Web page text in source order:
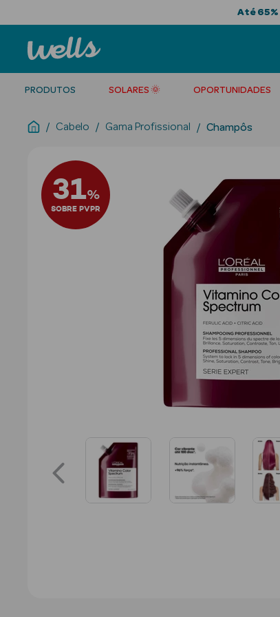
Até 65%
PRODUTOS SOLARES 🌞 OPORTUNIDADES
Cabelo Gama Profissional Champôs
31%
SOBRE PVPR